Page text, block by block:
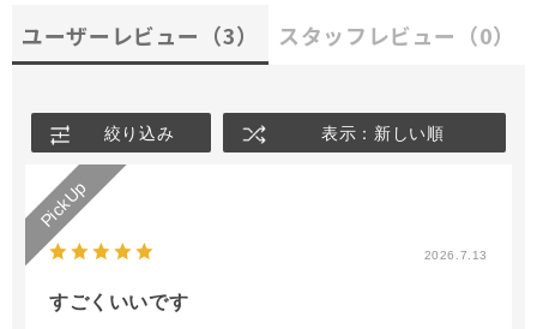
ユーザーレビュー （3） スタッフレビュー （0）
絞り込み 表示：新しい順
2026.7.13
すごくいいです